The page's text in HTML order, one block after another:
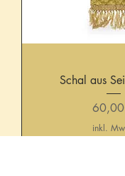
Schal aus
Preis
inkl.